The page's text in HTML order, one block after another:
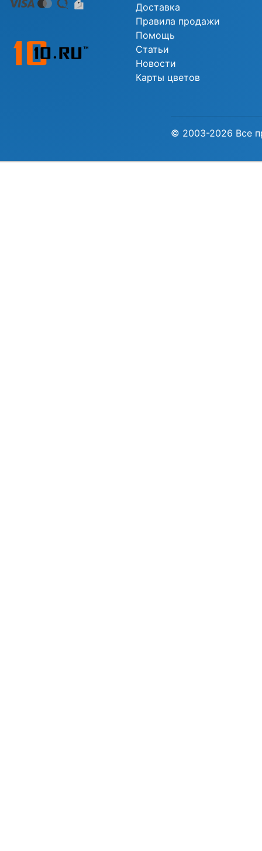
Доставка
Правила продажи
Помощь
Статьи
Новости
Карты цветов
© 2003-2026 Все